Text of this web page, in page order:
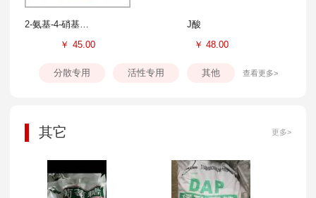
￥ 45.00
J酸
￥ 48.00
分散专用 活性专用 其他 查看更多>
其它 更多>